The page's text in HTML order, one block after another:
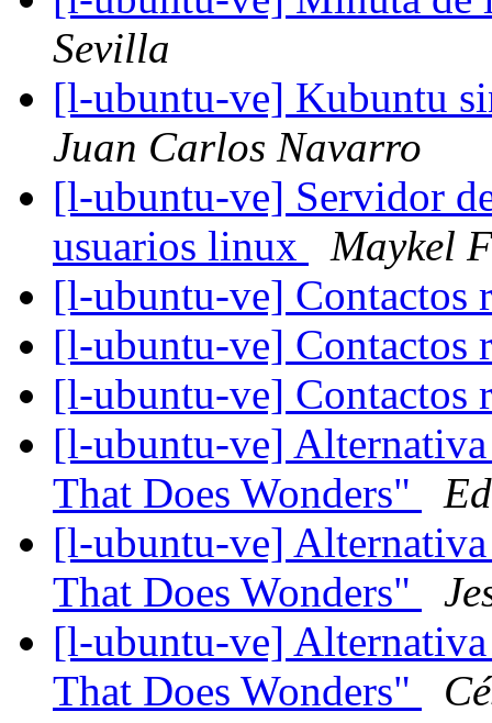
Sevilla
[l-ubuntu-ve] Kubuntu
Juan Carlos Navarro
[l-ubuntu-ve] Servidor
usuarios linux
Maykel
[l-ubuntu-ve] Contactos
[l-ubuntu-ve] Contactos
[l-ubuntu-ve] Contactos
[l-ubuntu-ve]
That Does Wonders"
[l-ubuntu-ve]
That Does Wonders"
[l-ubuntu-ve]
That Does Wonders"